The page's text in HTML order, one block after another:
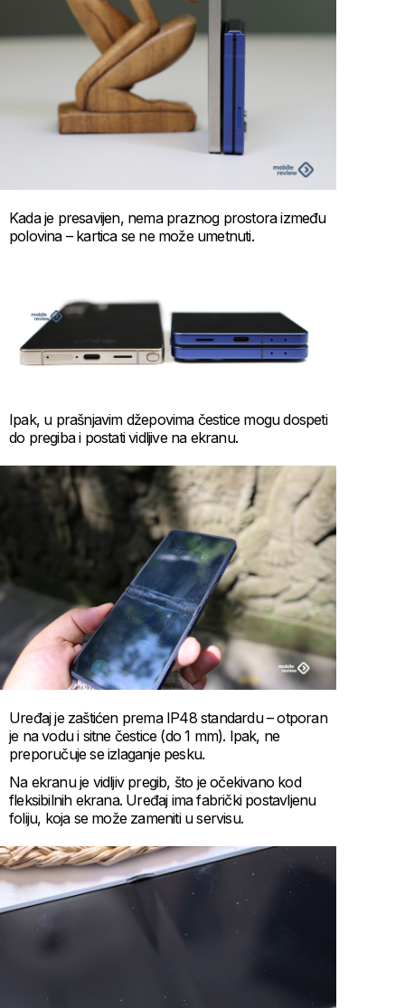
Kada je presavijen, nema praznog prostora između
polovina – kartica se ne može umetnuti.
Ipak, u prašnjavim džepovima čestice mogu dospeti
do pregiba i postati vidljive na ekranu.
Uređaj je zaštićen prema IP48 standardu – otporan
je na vodu i sitne čestice (do 1 mm). Ipak, ne
preporučuje se izlaganje pesku.
Na ekranu je vidljiv pregib, što je očekivano kod
fleksibilnih ekrana. Uređaj ima fabrički postavljenu
foliju, koja se može zameniti u servisu.